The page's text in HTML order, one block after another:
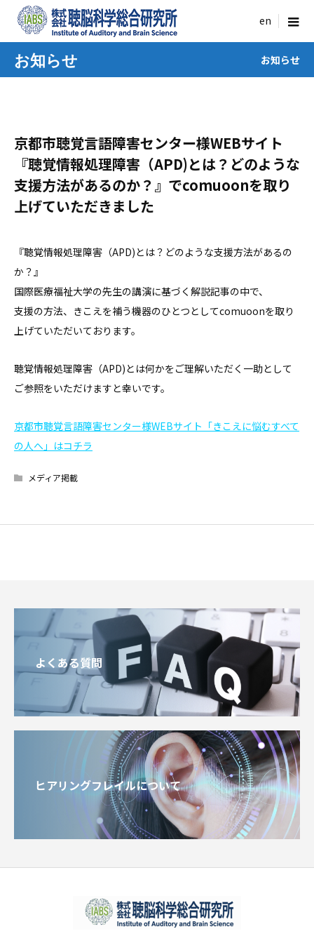
menu
お知らせ お知らせ
京都市聴覚言語障害センター様WEBサイト
『聴覚情報処理障害（APD)とは？どのような
支援方法があるのか？』でcomuoonを取り
上げていただきました
『聴覚情報処理障害（APD)とは？どのような支援方法があるの
か？』
国際医療福祉大学の先生の講演に基づく解説記事の中で、
支援の方法、きこえを補う機器のひとつとしてcomuoonを取り
上げていただいております。
聴覚情報処理障害（APD)とは何かをご理解いただく一助として
ご参照をいただけますと幸いです。
京都市聴覚言語障害センター様WEBサイト「きこえに悩むすべて
の人へ」はコチラ
メディア掲載
よくある質問
ヒアリングフレイルについて